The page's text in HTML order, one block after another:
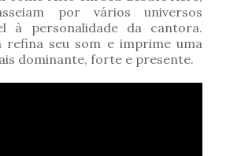
por vários universos
à personalidade da cantora.
refina seu som e imprime uma
dominante, forte e presente.